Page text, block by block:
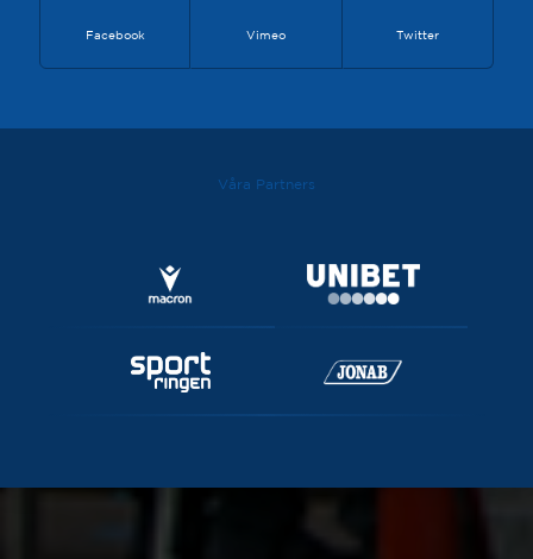
Facebook Vimeo Twitter
Våra Partners